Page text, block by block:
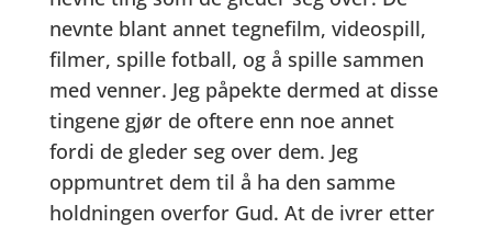
nevnte blant annet tegnefilm, videospill,
filmer, spille fotball, og å spille sammen
med venner. Jeg påpekte dermed at disse
tingene gjør de oftere enn noe annet
fordi de gleder seg over dem. Jeg
oppmuntret dem til å ha den samme
holdningen overfor Gud. At de ivrer etter